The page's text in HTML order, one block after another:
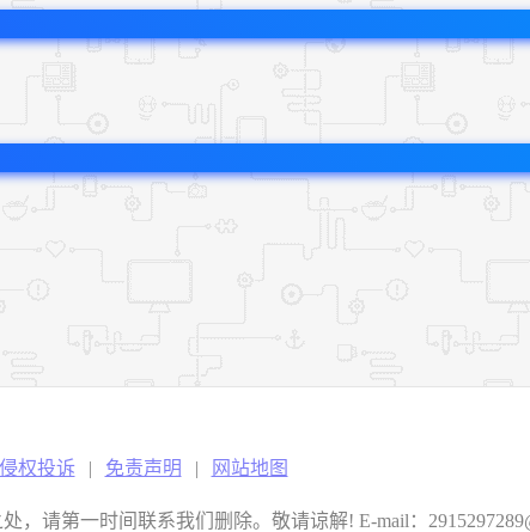
侵权投诉 | 免责声明 | 网站地图
请第一时间联系我们删除。敬请谅解! E-mail：